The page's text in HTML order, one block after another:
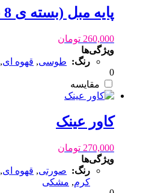
پایه مبل (بسته ی 8 عددی)
260,000 تومان
ویژگی‌ها
رنگ: طوسی, قهوه ای,
0
مقایسه
کاور عینک
270,000 تومان
ویژگی‌ها
رنگ: صورتی, قهوه ای,
کرم, مشکی